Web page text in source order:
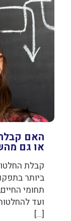
האם
או גם
קבלת
ביותר
תחומי
ועד
[…]